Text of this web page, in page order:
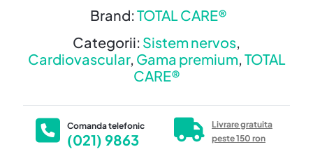
Memorie
Categorii: Sistem nervos,
Cardiovascular, Gama premium, TOTAL
CARE®
Brand:TOTAL CARE®
Comanda telefonic
(021) 9863
Livrare gratuita
peste 150 ron